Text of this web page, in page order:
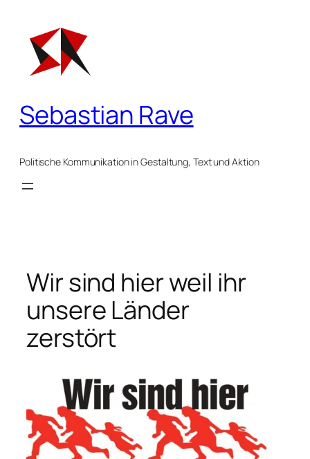
springen
Sebastian Rave
Politische Kommunikation in Gestaltung, Text und Aktion
Wir sind hier weil ihr
unsere Länder
zerstört